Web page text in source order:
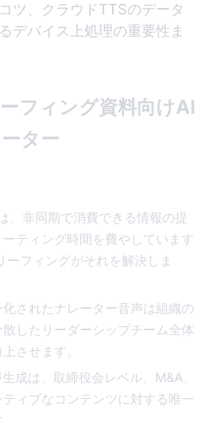
ツ、クラウドTTSのデータ
デバイス上処理の重要性ま
フィング資料向けAI
ター
、非同期で消費できる情報の提
ティング時間を費やしています
フィングがそれを解決しま
されたナレーター音声は組織の
したリーダーシップチーム全体
させます。
成は、取締役会レベル、M&A、
ティブなコンテンツに対する唯一